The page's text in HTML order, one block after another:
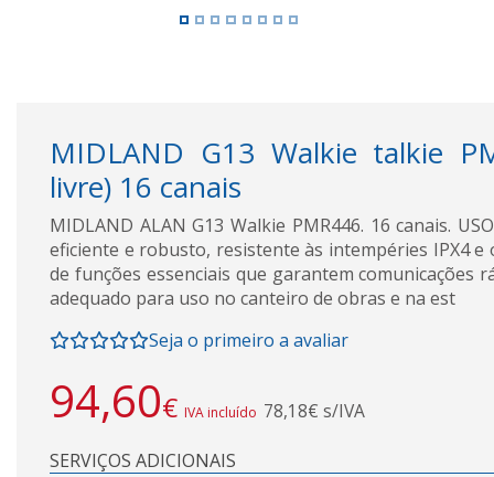
MIDLAND G13 Walkie talkie
livre) 16 canais
MIDLAND ALAN G13 Walkie PMR446. 16 canais.
eficiente e robusto, resistente às intempéries IPX4 e
de funções essenciais que garantem comunicações
adequado para uso no canteiro de obras e na est
Seja o primeiro a avaliar
94,60€ IVA incluído 78,18€ s/IVA
SERVIÇOS ADICIONAIS